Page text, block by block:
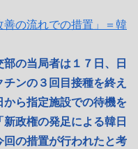
善の流れでの措置」＝韓
部の当局者は１７日、日
ンの３回目接種を終え
ら指定施設での待機を
政権の発足による韓日
回の措置が行われたと考